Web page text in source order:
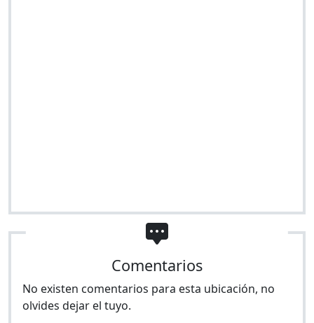
Comentarios
No existen comentarios para esta ubicación, no
olvides dejar el tuyo.